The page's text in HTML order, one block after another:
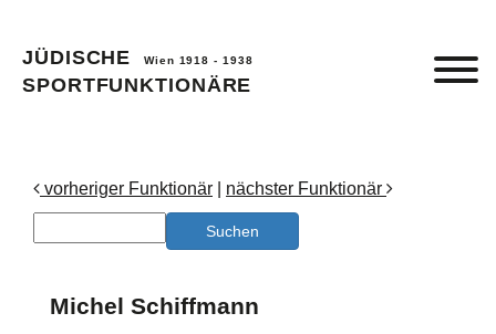
JÜDISCHE Wien 1918 - 1938
SPORTFUNKTIONÄRE
vorheriger Funktionär nächster Funktionär
Michel Schiffmann